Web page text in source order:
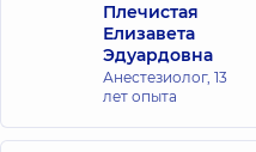
Плечистая
Елизавета
Эдуардовна
Анестезиолог, 13
лет опыта